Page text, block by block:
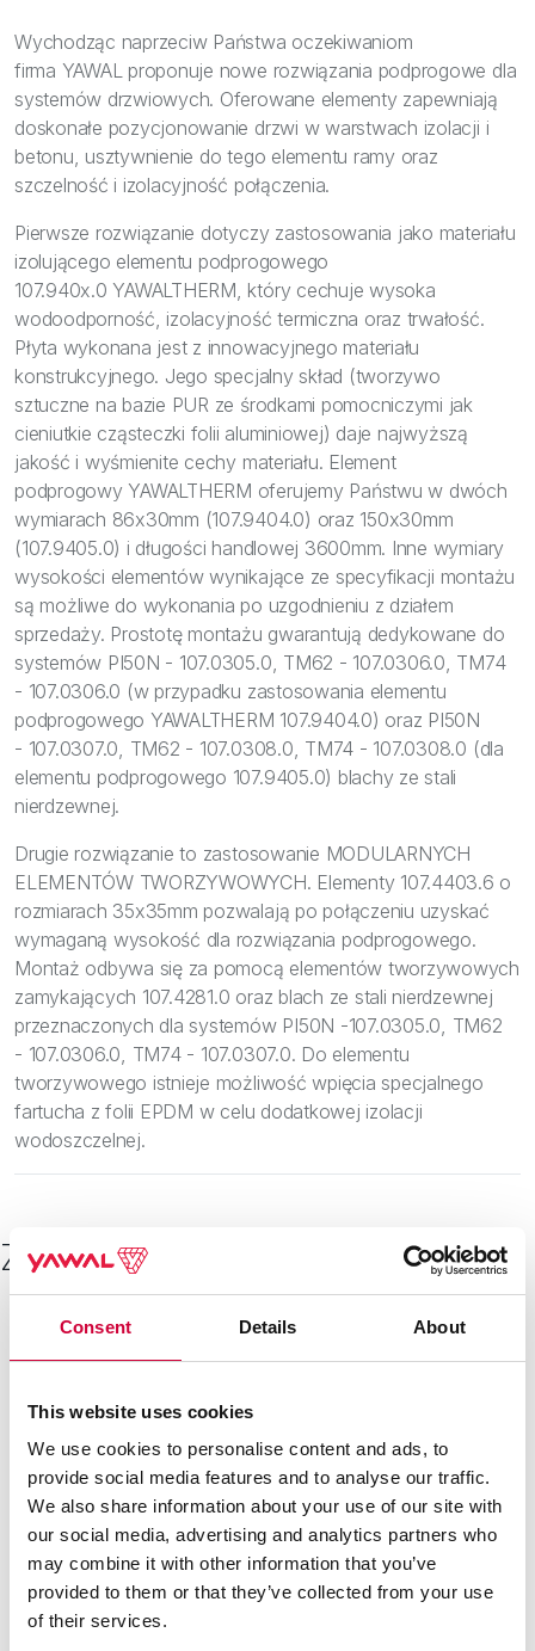
Consent Details About
This website uses cookies
We use cookies to personalise content and ads, to
provide social media features and to analyse our traffic.
We also share information about your use of our site with
our social media, advertising and analytics partners who
may combine it with other information that you’ve
provided to them or that they’ve collected from your use
of their services.
Inspiracje
Wychodząc naprzeciw Państwa oczekiwaniom
firma YAWAL proponuje nowe rozwiązania podprogowe dla
systemów drzwiowych. Oferowane elementy zapewniają
doskonałe pozycjonowanie drzwi w warstwach izolacji i
betonu, usztywnienie do tego elementu ramy oraz
szczelność i izolacyjność połączenia.
Pierwsze rozwiązanie dotyczy zastosowania jako materiału
izolującego elementu podprogowego
107.940x.0 YAWALTHERM, który cechuje wysoka
wodoodporność, izolacyjność termiczna oraz trwałość.
Płyta wykonana jest z innowacyjnego materiału
konstrukcyjnego. Jego specjalny skład (tworzywo
sztuczne na bazie PUR ze środkami pomocniczymi jak
cieniutkie cząsteczki folii aluminiowej) daje najwyższą
jakość i wyśmienite cechy materiału. Element
podprogowy YAWALTHERM oferujemy Państwu w dwóch
wymiarach 86x30mm (107.9404.0) oraz 150x30mm
(107.9405.0) i długości handlowej 3600mm. Inne wymiary
wysokości elementów wynikające ze specyfikacji montażu
są możliwe do wykonania po uzgodnieniu z działem
sprzedaży. Prostotę montażu gwarantują dedykowane do
systemów PI50N - 107.0305.0, TM62 - 107.0306.0, TM74
- 107.0306.0 (w przypadku zastosowania elementu
podprogowego YAWALTHERM 107.9404.0) oraz PI50N
- 107.0307.0, TM62 - 107.0308.0, TM74 - 107.0308.0 (dla
elementu podprogowego 107.9405.0) blachy ze stali
nierdzewnej.
Drugie rozwiązanie to zastosowanie MODULARNYCH
ELEMENTÓW TWORZYWOWYCH. Elementy 107.4403.6 o
rozmiarach 35x35mm pozwalają po połączeniu uzyskać
wymaganą wysokość dla rozwiązania podprogowego.
Montaż odbywa się za pomocą elementów tworzywowych
zamykających 107.4281.0 oraz blach ze stali nierdzewnej
przeznaczonych dla systemów PI50N -107.0305.0, TM62
- 107.0306.0, TM74 - 107.0307.0. Do elementu
tworzywowego istnieje możliwość wpięcia specjalnego
fartucha z folii EPDM w celu dodatkowej izolacji
wodoszczelnej.
Zobacz inne